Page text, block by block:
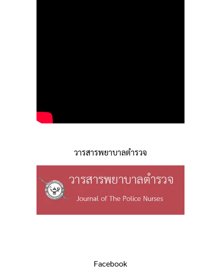
วารสารพยาบาลตำรวจ
Facebook